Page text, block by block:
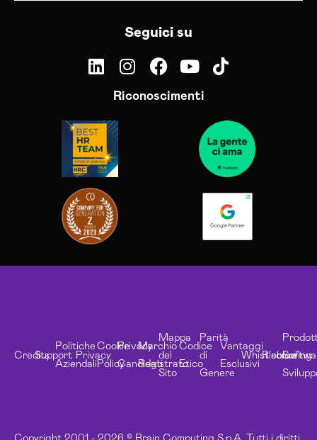
Seguici su
Riconoscimenti
CreditsSupport
Politiche
Aziendali
Privacy
Cookie
Policy
Privacy
Candidati
Marchio
Registrato
Mappa
del
Sito
Codice
Etico
Parità
di
Genere
Vantaggi
Esclusivi
Whistleblowing
Risorse